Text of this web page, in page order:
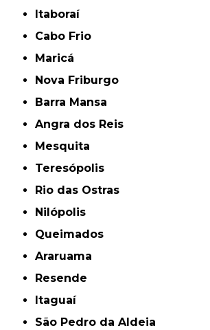
Itaboraí
Cabo Frio
Maricá
Nova Friburgo
Barra Mansa
Angra dos Reis
Mesquita
Teresópolis
Rio das Ostras
Nilópolis
Queimados
Araruama
Resende
Itaguaí
São Pedro da Aldeia